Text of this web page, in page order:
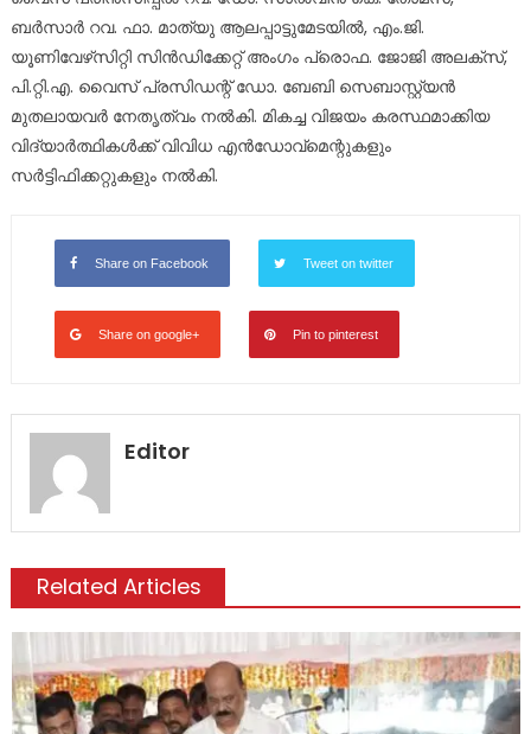
ബര്‍സാര്‍ റവ. ഫാ. മാത്യു ആലപ്പാട്ടുമേടയില്‍, എം.ജി.
യൂണിവേഴ്‌സിറ്റി സിന്‍ഡിക്കേറ്റ് അംഗം പ്രൊഫ. ജോജി അലക്‌സ്,
പി.റ്റി.എ. വൈസ് പ്രസിഡന്റ് ഡോ. ബേബി സെബാസ്റ്റ്യന്‍
മുതലായവര്‍ നേതൃത്വം നല്‍കി. മികച്ച വിജയം കരസ്ഥമാക്കിയ
വിദ്യാര്‍ത്ഥികള്‍ക്ക് വിവിധ എന്‍ഡോവ്‌മെന്റുകളും
സര്‍ട്ടിഫിക്കറ്റുകളും നല്‍കി.
Share on Facebook Tweet on twitter
Share on google+ Pin to pinterest
Editor
Related Articles